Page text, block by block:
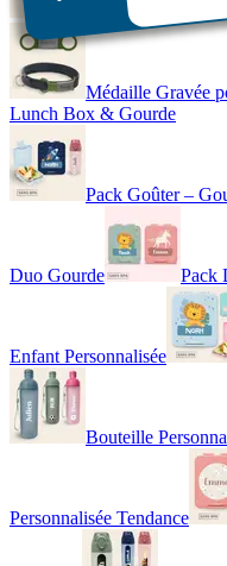
Gilet de Sécurité
Médaille Gravée
Lunch Box & Gourde
Pack Goûter –
Duo Gourde Pack
Enfant Personnalisée
Bouteille
Personnalisée Tendance